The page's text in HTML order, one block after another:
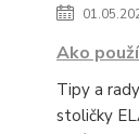
Ako
Tipy a
stoličky